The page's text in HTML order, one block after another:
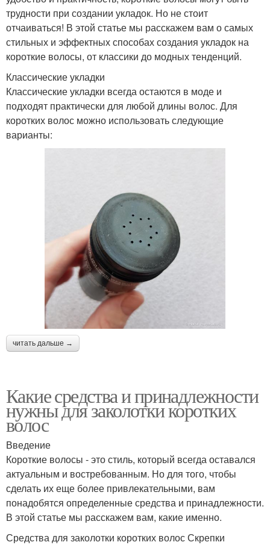
трудности при создании укладок. Но не стоит
отчаиваться! В этой статье мы расскажем вам о самых
стильных и эффектных способах создания укладок на
короткие волосы, от классики до модных тенденций.
Классические укладки
Классические укладки всегда остаются в моде и
подходят практически для любой длины волос. Для
коротких волос можно использовать следующие
варианты:
читать дальше →
Какие средства и принадлежности
нужны для заколотки коротких
волос
Введение
Короткие волосы - это стиль, который всегда оставался
актуальным и востребованным. Но для того, чтобы
сделать их еще более привлекательными, вам
понадобятся определенные средства и принадлежности.
В этой статье мы расскажем вам, какие именно.
Средства для заколотки коротких волос Скрепки